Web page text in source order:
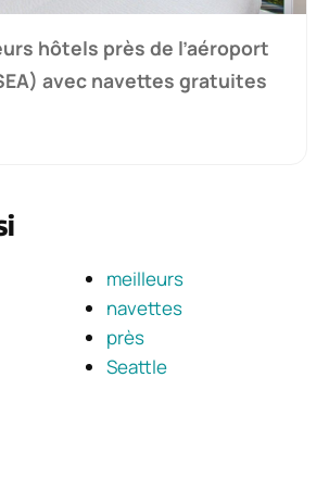
hôtels près de l’aéroport
avec navettes gratuites
meilleurs
navettes
près
Seattle